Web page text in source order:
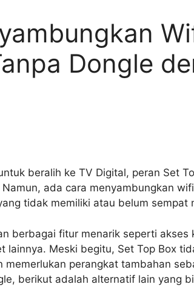
Dongle
beralih ke TV Digital, peran Set
ada cara menyambungkan
tidak memiliki atau belum sempat
berbagai fitur menarik seperti akses
lainnya. Meski begitu, Set Top Box
memerlukan perangkat tambahan
berikut adalah alternatif lain yang